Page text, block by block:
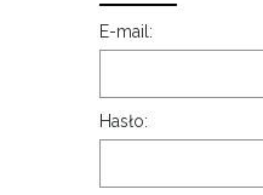
E-mail:
Hasło: